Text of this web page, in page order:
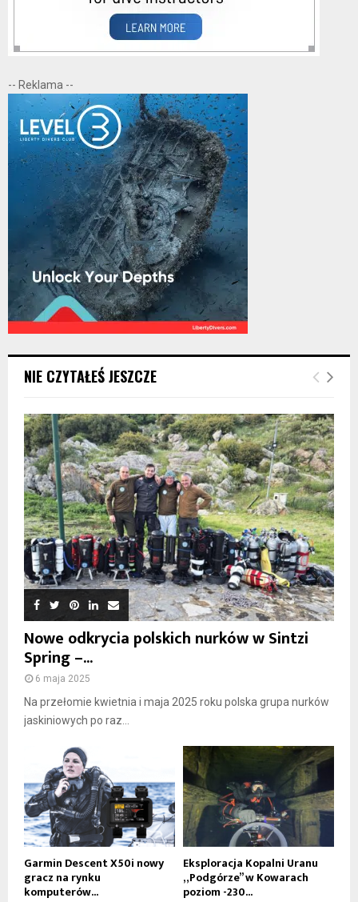
-- Reklama --
NIE CZYTAŁEŚ JESZCZE
Nowe odkrycia polskich nurków w Sintzi
Spring –...
6 maja 2025
Na przełomie kwietnia i maja 2025 roku polska grupa nurków
jaskiniowych po raz...
Garmin Descent X50i nowy
gracz na rynku
komputerów...
Eksploracja Kopalni Uranu
„Podgórze” w Kowarach
poziom -230...